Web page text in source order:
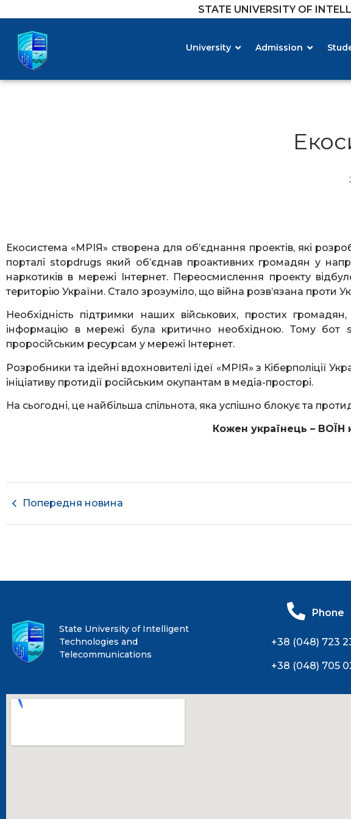
STATE UNIVERSITY OF
University Admission
Екосистема «МРІЯ» створена для об’єднання проектів, які
порталі stopdrugs який об’єднав проактивних громадян у
наркотиків в мережі Інтернет. Переосмислення проекту
територію України. Стало зрозуміло, що війна розв’язана проти
Необхідність підтримки наших військових, простих
інформацію в мережі була критично необхідною. Тому
проросійським ресурсам у мережі Інтернет.
Розробники та ідейні вдохновителі ідеї «МРІЯ» з Кіберполіції
ініціативу протидії російським окупантам в медіа-просторі.
На сьогодні, це найбільша спільнота, яка успішно блокує та
Кожен українець –
Попередня новина
State University of Intelligent
Technologies and
Telecommunications
Phone
+38 (048) 723
+38 (048) 705